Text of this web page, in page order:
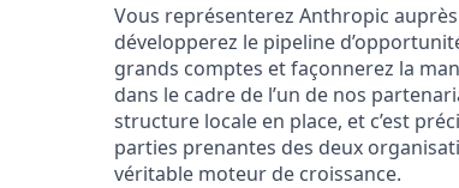
Vous représenterez Anthropic auprès
développerez le pipeline
grands comptes et façonnerez la
dans le cadre de l’un de nos
structure locale en place, et c’est
parties prenantes des deux
véritable moteur de croissance.